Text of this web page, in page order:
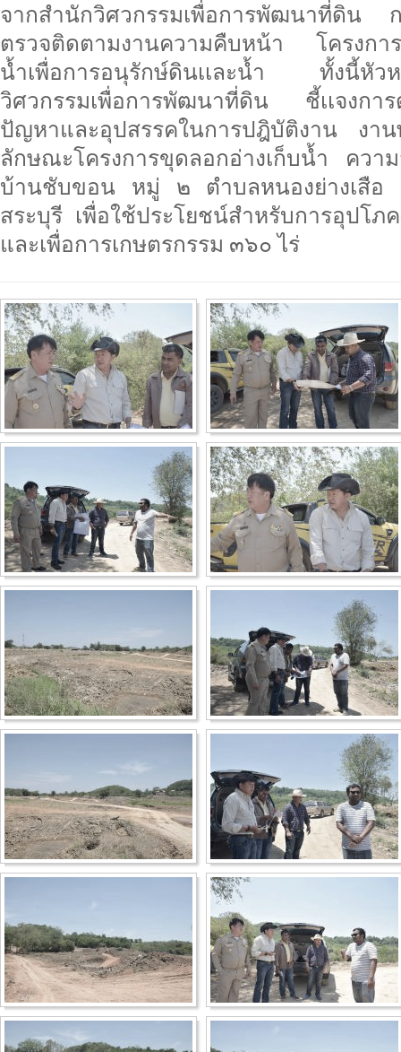
จากสำนักวิศวกรรมเพื่อการพัฒนาที่ดิ
ตรวจติดตามงานความคืบหน้า โครงการ
น้ำเพื่อการอนุรักษ์ดินเเละน้ำ ทั้งนี้หัวห
วิศวกรรมเพื่อการพัฒนาที่ดิน ชี้เเจงการ
ปัญหาและอุปสรรคในการปฎิบัติงาน งาน
ลักษณะโครงการขุดลอกอ่างเก็บน้ำ ค
บ้านชับขอน หมู่ ๒ ตำบลหนองย่างเสือ
สระบุรี เพื่อใช้ประโยชน์สำหรับการอุปโ
และเพื่อการเกษตรกรรม ๓๖๐ ไร่